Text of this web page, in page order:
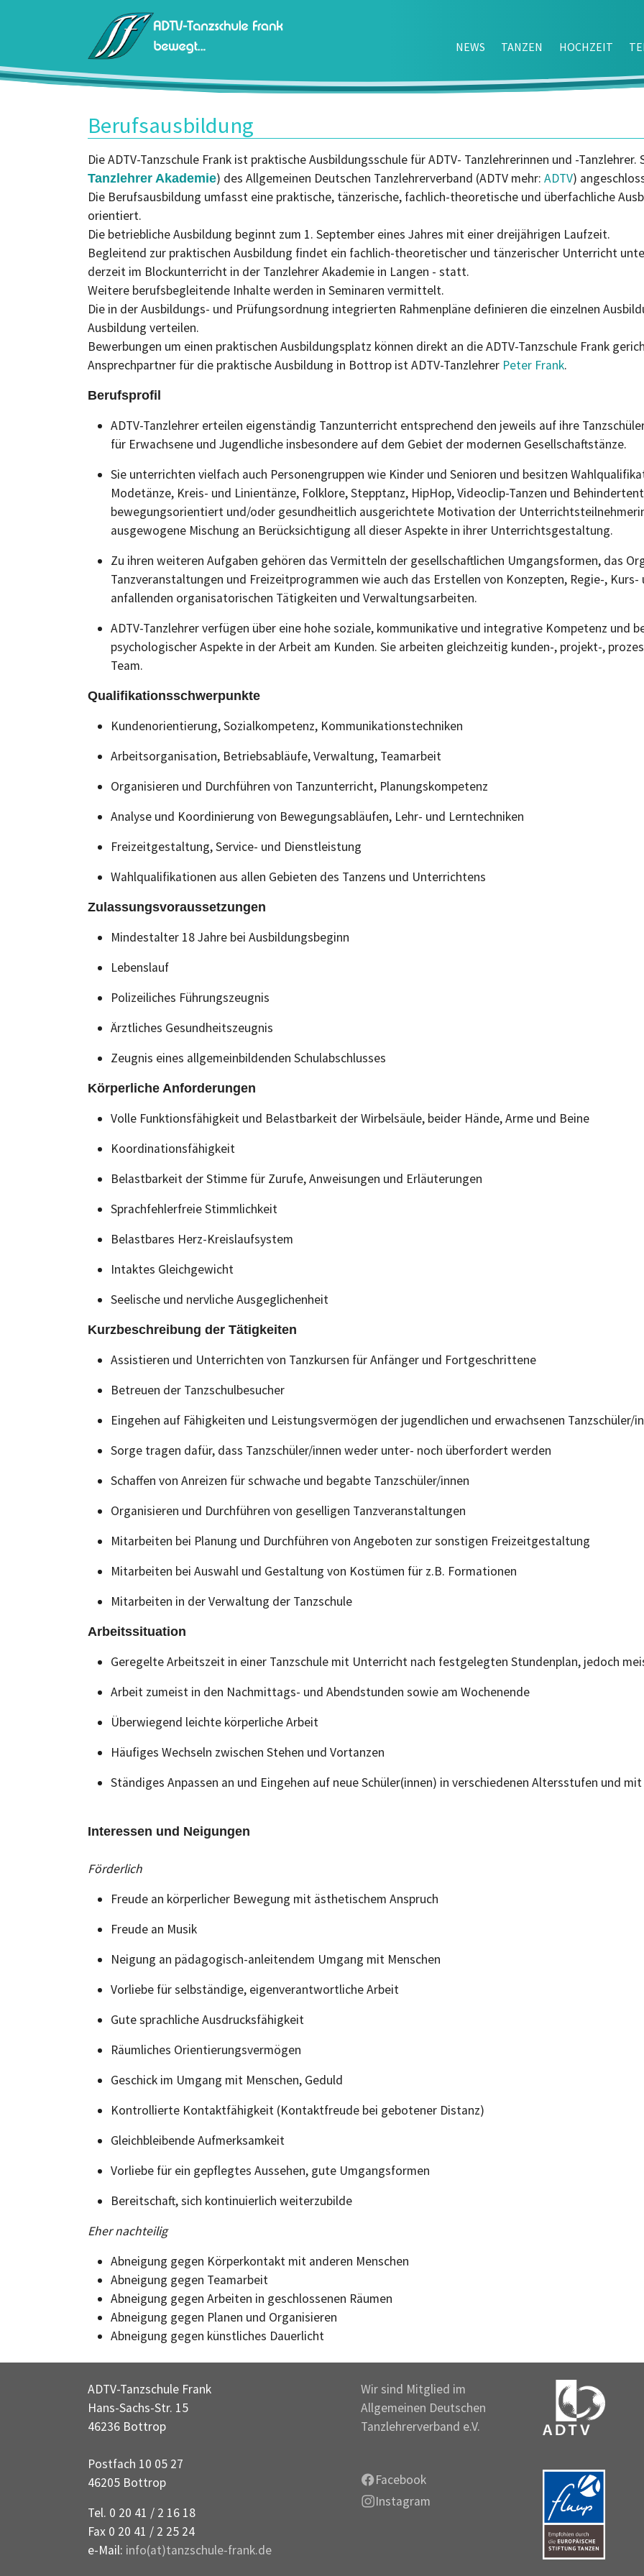
Zum Hauptinhalt springen NEWS TANZEN HOCHZEIT
Berufsausbildung
Die ADTV-Tanzschule Frank ist praktische Ausbildungsschule für ADTV- Tanzlehrerinnen und -
Tanzlehrer Akademie) des Allgemeinen Deutschen Tanzlehrerverband (ADTV mehr: ADTV)
Die Berufsausbildung umfasst eine praktische, tänzerische, fachlich-theoretische und überfachliche
orientiert.
Die betriebliche Ausbildung beginnt zum 1. September eines Jahres mit einer dreijährigen Laufzeit.
Begleitend zur praktischen Ausbildung findet ein fachlich-theoretischer und tänzerischer Unterricht
derzeit im Blockunterricht in der Tanzlehrer Akademie in Langen - statt.
Weitere berufsbegleitende Inhalte werden in Seminaren vermittelt.
Die in der Ausbildungs- und Prüfungsordnung integrierten Rahmenpläne definieren die einzelnen
Ausbildung verteilen.
Bewerbungen um einen praktischen Ausbildungsplatz können direkt an die ADTV-Tanzschule Frank
Ansprechpartner für die praktische Ausbildung in Bottrop ist ADTV-Tanzlehrer Peter Frank.
Berufsprofil
ADTV-Tanzlehrer erteilen eigenständig Tanzunterricht entsprechend den jeweils auf ihre
für Erwachsene und Jugendliche insbesondere auf dem Gebiet der modernen Gesellschaftstänze.
Sie unterrichten vielfach auch Personengruppen wie Kinder und Senioren und besitzen
Modetänze, Kreis- und Linientänze, Folklore, Stepptanz, HipHop, Videoclip-Tanzen und
bewegungsorientiert und/oder gesundheitlich ausgerichtete Motivation der
ausgewogene Mischung an Berücksichtigung all dieser Aspekte in ihrer Unterrichtsgestaltung.
Zu ihren weiteren Aufgaben gehören das Vermitteln der gesellschaftlichen Umgangsformen, das
Tanzveranstaltungen und Freizeitprogrammen wie auch das Erstellen von Konzepten, Regie-,
anfallenden organisatorischen Tätigkeiten und Verwaltungsarbeiten.
ADTV-Tanzlehrer verfügen über eine hohe soziale, kommunikative und integrative Kompetenz und
psychologischer Aspekte in der Arbeit am Kunden. Sie arbeiten gleichzeitig kunden-, projekt-,
Team.
Qualifikationsschwerpunkte
Kundenorientierung, Sozialkompetenz, Kommunikationstechniken
Arbeitsorganisation, Betriebsabläufe, Verwaltung, Teamarbeit
Organisieren und Durchführen von Tanzunterricht, Planungskompetenz
Analyse und Koordinierung von Bewegungsabläufen, Lehr- und Lerntechniken
Freizeitgestaltung, Service- und Dienstleistung
Wahlqualifikationen aus allen Gebieten des Tanzens und Unterrichtens
Zulassungsvoraussetzungen
Mindestalter 18 Jahre bei Ausbildungsbeginn
Lebenslauf
Polizeiliches Führungszeugnis
Ärztliches Gesundheitszeugnis
Zeugnis eines allgemeinbildenden Schulabschlusses
Körperliche Anforderungen
Volle Funktionsfähigkeit und Belastbarkeit der Wirbelsäule, beider Hände, Arme und Beine
Koordinationsfähigkeit
Belastbarkeit der Stimme für Zurufe, Anweisungen und Erläuterungen
Sprachfehlerfreie Stimmlichkeit
Belastbares Herz-Kreislaufsystem
Intaktes Gleichgewicht
Seelische und nervliche Ausgeglichenheit
Kurzbeschreibung der Tätigkeiten
Assistieren und Unterrichten von Tanzkursen für Anfänger und Fortgeschrittene
Betreuen der Tanzschulbesucher
Eingehen auf Fähigkeiten und Leistungsvermögen der jugendlichen und erwachsenen Tanzschüler/
Sorge tragen dafür, dass Tanzschüler/innen weder unter- noch überfordert werden
Schaffen von Anreizen für schwache und begabte Tanzschüler/innen
Organisieren und Durchführen von geselligen Tanzveranstaltungen
Mitarbeiten bei Planung und Durchführen von Angeboten zur sonstigen Freizeitgestaltung
Mitarbeiten bei Auswahl und Gestaltung von Kostümen für z.B. Formationen
Mitarbeiten in der Verwaltung der Tanzschule
Arbeitssituation
Geregelte Arbeitszeit in einer Tanzschule mit Unterricht nach festgelegten Stundenplan, jedoch
Arbeit zumeist in den Nachmittags- und Abendstunden sowie am Wochenende
Überwiegend leichte körperliche Arbeit
Häufiges Wechseln zwischen Stehen und Vortanzen
Ständiges Anpassen an und Eingehen auf neue Schüler(innen) in verschiedenen Altersstufen und
Interessen und Neigungen
Förderlich
Freude an körperlicher Bewegung mit ästhetischem Anspruch
Freude an Musik
Neigung an pädagogisch-anleitendem Umgang mit Menschen
Vorliebe für selbständige, eigenverantwortliche Arbeit
Gute sprachliche Ausdrucksfähigkeit
Räumliches Orientierungsvermögen
Geschick im Umgang mit Menschen, Geduld
Kontrollierte Kontaktfähigkeit (Kontaktfreude bei gebotener Distanz)
Gleichbleibende Aufmerksamkeit
Vorliebe für ein gepflegtes Aussehen, gute Umgangsformen
Bereitschaft, sich kontinuierlich weiterzubilde
Eher nachteilig
Abneigung gegen Körperkontakt mit anderen Menschen
Abneigung gegen Teamarbeit
Abneigung gegen Arbeiten in geschlossenen Räumen
Abneigung gegen Planen und Organisieren
Abneigung gegen künstliches Dauerlicht
ADTV-Tanzschule Frank
Hans-Sachs-Str. 15
46236 Bottrop
Postfach 10 05 27
46205 Bottrop
Tel. 0 20 41 / 2 16 18
Fax 0 20 41 / 2 25 24
e-Mail: info(at)tanzschule-frank.de
Wir sind Mitglied im
Allgemeinen Deutschen
Tanzlehrerverband e.V.
Facebook
Instagram